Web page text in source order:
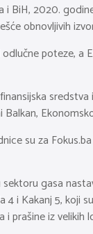
i BiH, 2020.
obnovljivih
poteze, a
su za
gasa
4 i Kakanj 5, koji
prašine iz